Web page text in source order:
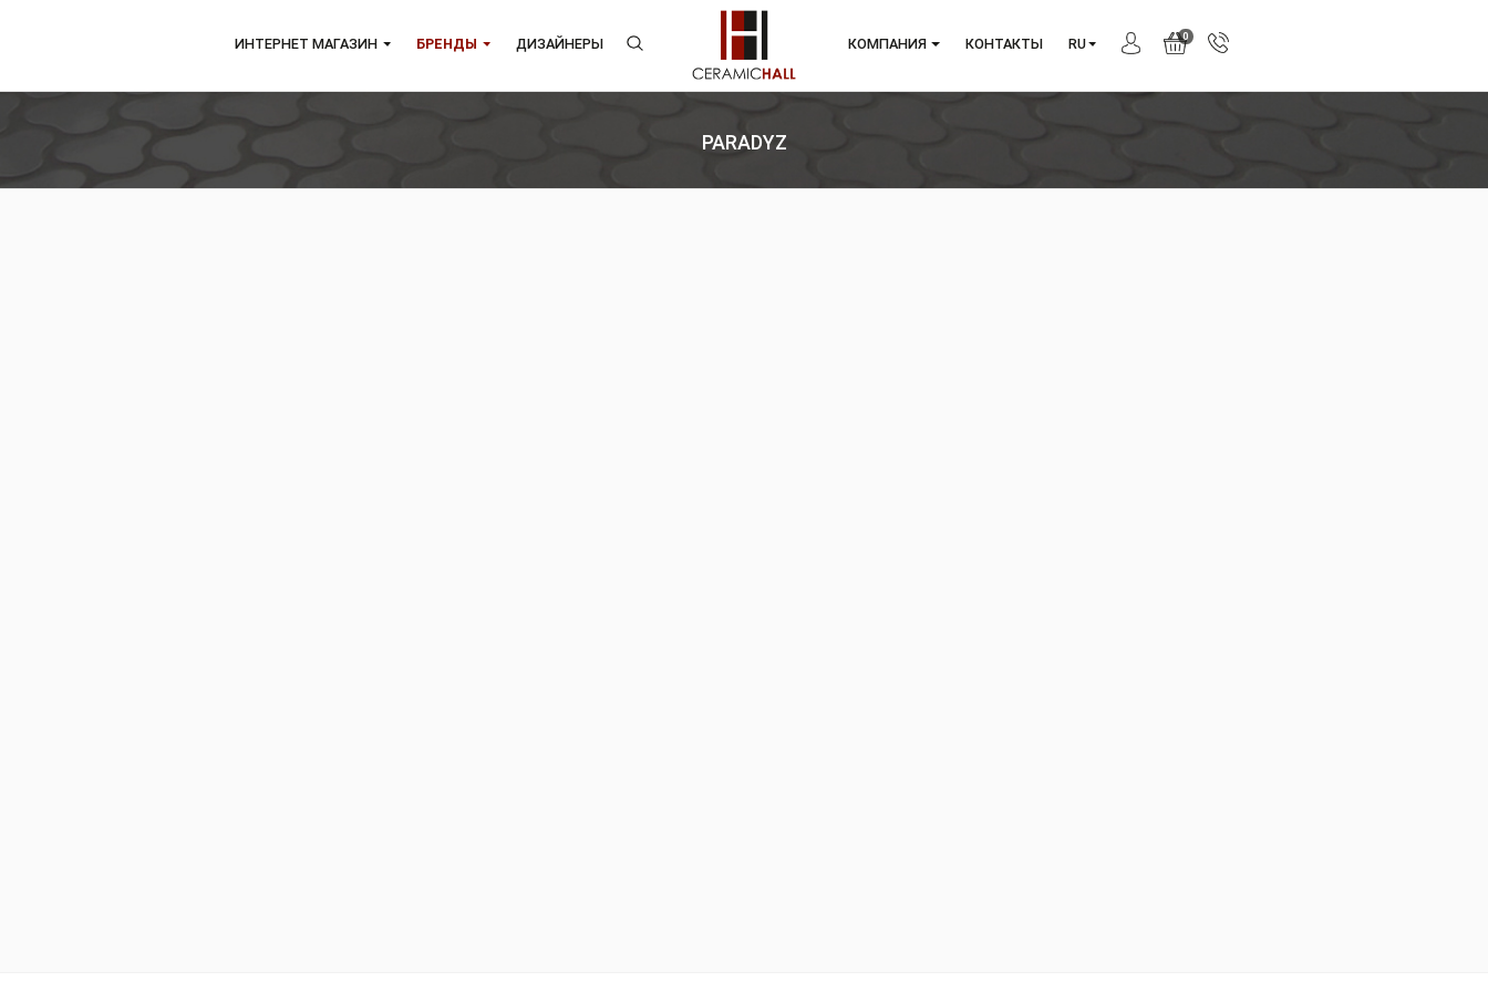
ИНТЕРНЕТ МАГАЗИН БРЕНДЫ ДИЗАЙНЕРЫ КОМПАНИЯ КОНТАКТЫ RU
PARADYZ